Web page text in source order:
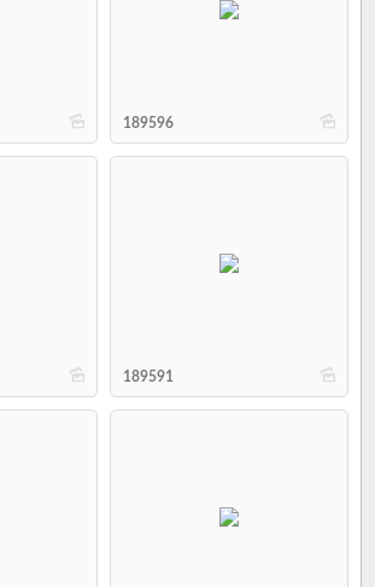
b b
189596
b b
189591